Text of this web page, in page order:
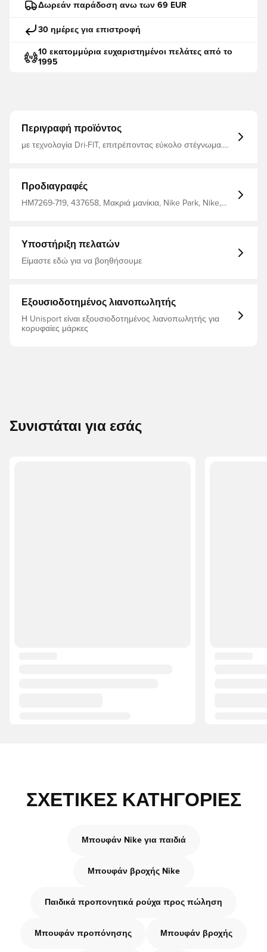
Δωρεάν παράδοση ανω των 69 EUR
30 ημέρες για επιστροφή
10 εκατομμύρια ευχαριστημένοι πελάτες από το
1995
Περιγραφή προϊόντος
με τεχνολογία Dri-FIT, επιτρέποντας εύκολο στέγνωμα.
Προδιαγραφές
HM7269-719, 437658, Μακριά μανίκια, Nike Park, Nike,
Υποστήριξη πελατών
Είμαστε εδώ για να βοηθήσουμε
Εξουσιοδοτημένος λιανοπωλητής
Η Unisport είναι εξουσιοδοτημένος λιανοπωλητής για
κορυφαίες μάρκες
Συνιστάται για εσάς
ΣΧΕΤΙΚΈΣ ΚΑΤΗΓΟΡΊΕΣ
Μπουφάν Nike για παιδιά
Μπουφάν βροχής Nike
Παιδικά προπονητικά ρούχα προς πώληση
Μπουφάν προπόνησης Μπουφάν βροχής